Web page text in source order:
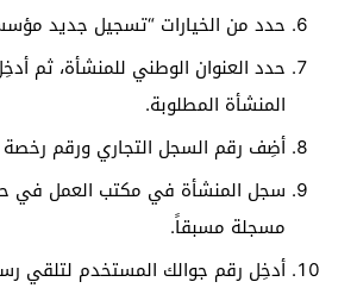
حدد من الخيارات “تسجيل جديد
حدد العنوان الوطني للمنشأة، ثم
المنشأة المطلوبة.
أضِف رقم السجل التجاري ورقم رخصة
سجل المنشأة في مكتب العمل في
مسجلة مسبقاً.
أدخِل رقم جوالك المستخدم لتلقي